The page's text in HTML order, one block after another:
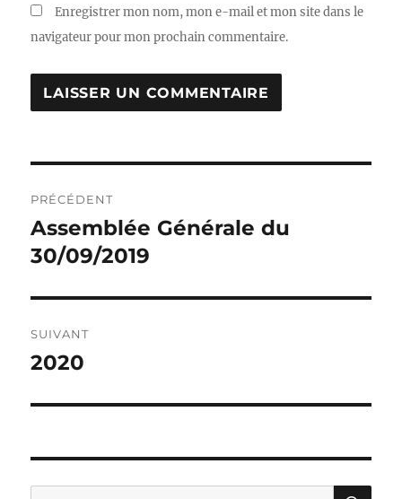
Enregistrer mon nom, mon e-mail et mon site dans le
navigateur pour mon prochain commentaire.
de
l’article
PRÉCÉDENT
Publication
précédente :
Assemblée Générale du
30/09/2019
SUIVANT
Publication
2020